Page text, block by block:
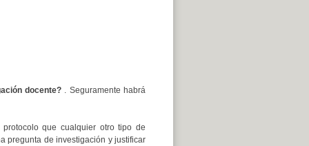
docente?
. Seguramente habrá
que cualquier otro tipo de
pregunta de investigación y justificar